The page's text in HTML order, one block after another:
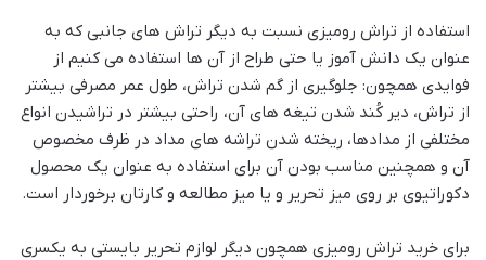
استفاده از تراش رومیزی نسبت به دیگر تراش های جانبی که به
عنوان یک دانش آموز یا حتی طراح از آن ها استفاده می کنیم از
فوایدی همچون: جلوگیری از گم شدن تراش، طول عمر مصرفی بیشتر
از تراش، دیر کُند شدن تیغه های آن، راحتی بیشتر در تراشیدن انواع
مختلفی از مدادها، ریخته شدن تراشه های مداد در ظرف مخصوص
آن و همچنین مناسب بودن آن برای استفاده به عنوان یک محصول
دکوراتیوی بر روی میز تحریر و یا میز مطالعه و کارتان برخوردار است.
برای خرید تراش رومیزی همچون دیگر لوازم تحریر بایستی به یکسری